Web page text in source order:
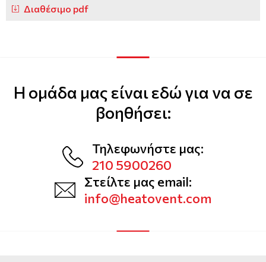
Διαθέσιμο pdf
Η ομάδα μας είναι εδώ για να σε
βοηθήσει:
Τηλεφωνήστε μας:
210 5900260
Στείλτε μας email:
info@heatovent.com